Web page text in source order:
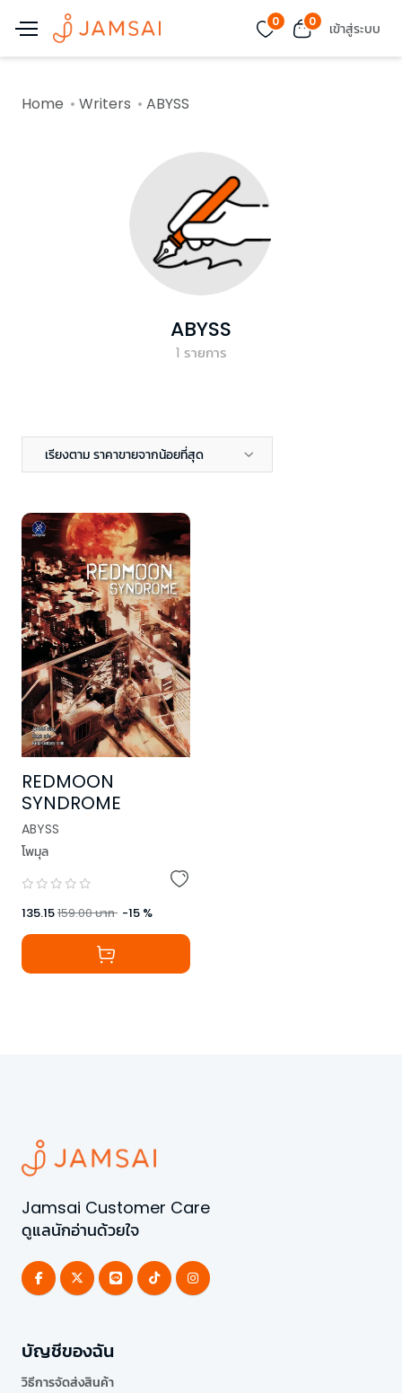
0 0 เข้าสู่ระบบ
Home Writers ABYSS
ABYSS
1 รายการ
เรียงตาม ราคาขายจากน้อยที่สุด
REDMOON
SYNDROME
ABYSS
โพมุล
135.15159.00บาท -15 %
Jamsai Customer Care
ดูแลนักอ่านด้วยใจ
บัญชีของฉัน
วิธีการจัดส่งสินค้า